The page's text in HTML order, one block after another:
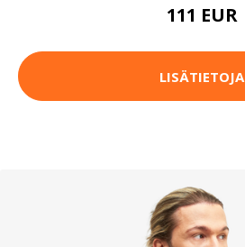
111 EUR
LISÄTIETOJA